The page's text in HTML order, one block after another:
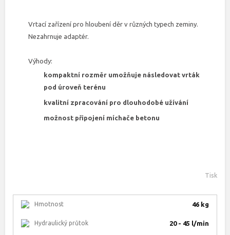
Vrtací zařízení pro hloubení děr v různých typech zeminy.
Nezahrnuje adaptér.
Výhody:
kompaktní rozměr umožňuje následovat vrták
pod úroveň terénu
kvalitní zpracování pro dlouhodobé užívání
možnost připojení míchače betonu
Tisk
Hmotnost 46 kg
Hydraulický průtok 20 - 45 l/min